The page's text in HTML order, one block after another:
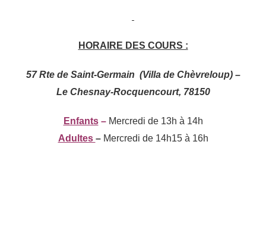
HORAIRE DES COURS :
57 Rte de Saint-Germain (Villa de Chèvreloup) –
Le Chesnay-Rocquencourt, 78150
Enfants– Mercredi de 13h à 14h
Adultes – Mercredi de 14h15 à 16h